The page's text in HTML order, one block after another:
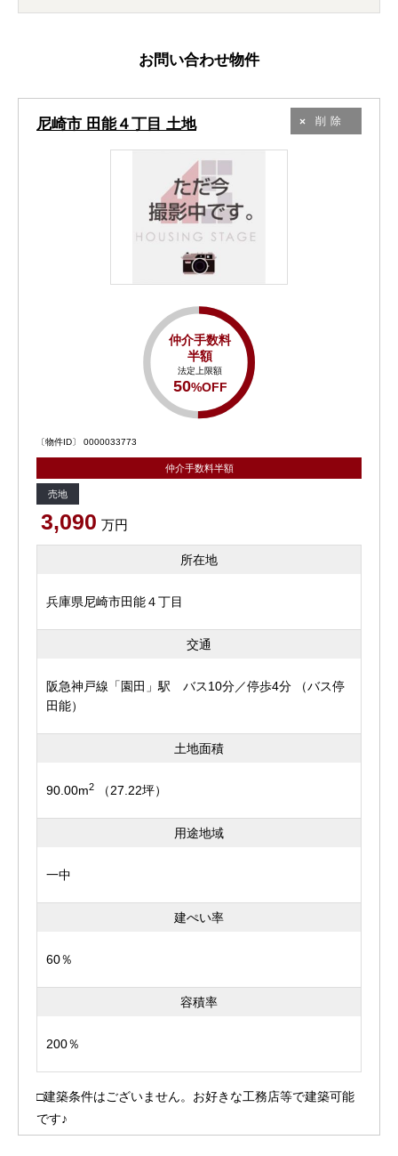
お問い合わせ物件
尼崎市 田能４丁目 土地 削除
仲介手数料
半額
法定上限額
50%OFF
〔物件ID〕 0000033773
仲介手数料半額
売地
3,090 万円
所在地
兵庫県尼崎市田能４丁目
交通
阪急神戸線「園田」駅 バス10分／停歩4分 （バス停
田能）
土地面積
90.00m2 （27.22坪）
用途地域
一中
建ぺい率
60％
容積率
200％
□建築条件はございません。お好きな工務店等で建築可能
です♪